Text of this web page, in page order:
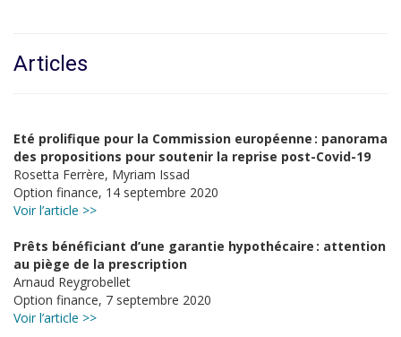
Articles
Eté prolifique pour la Commission européenne : panorama
des propositions pour soutenir la reprise post-Covid-19
Rosetta Ferrère, Myriam Issad
Option finance, 14 septembre 2020
Voir l’article >>
Prêts bénéficiant d’une garantie hypothécaire : attention
au piège de la prescription
Arnaud Reygrobellet
Option finance, 7 septembre 2020
Voir l’article >>